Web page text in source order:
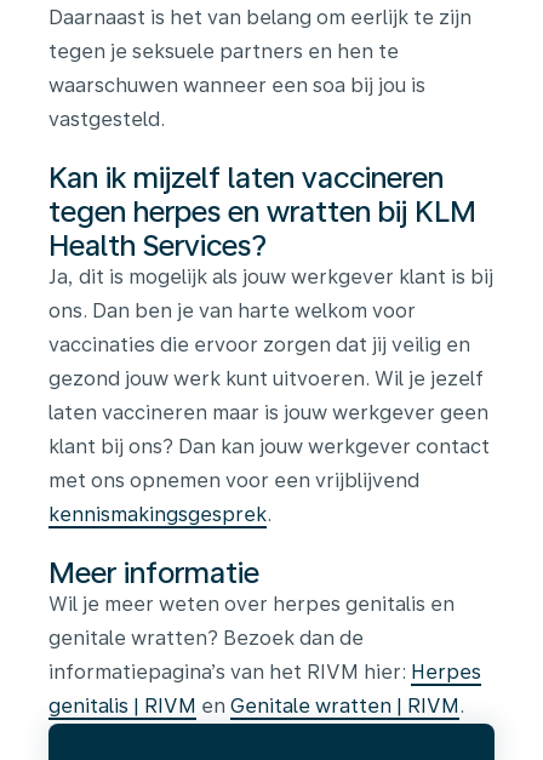
Daarnaast is het van belang om eerlijk te zijn
tegen je seksuele partners en hen te
waarschuwen wanneer een soa bij jou is
vastgesteld.
Kan ik mijzelf laten vaccineren
tegen herpes en wratten bij KLM
Health Services?
Ja, dit is mogelijk als jouw werkgever klant is bij
ons. Dan ben je van harte welkom voor
vaccinaties die ervoor zorgen dat jij veilig en
gezond jouw werk kunt uitvoeren. Wil je jezelf
laten vaccineren maar is jouw werkgever geen
klant bij ons? Dan kan jouw werkgever contact
met ons opnemen voor een vrijblijvend
kennismakingsgesprek.
Meer informatie
Wil je meer weten over herpes genitalis en
genitale wratten? Bezoek dan de
informatiepagina’s van het RIVM hier: Herpes
genitalis | RIVM en Genitale wratten | RIVM .